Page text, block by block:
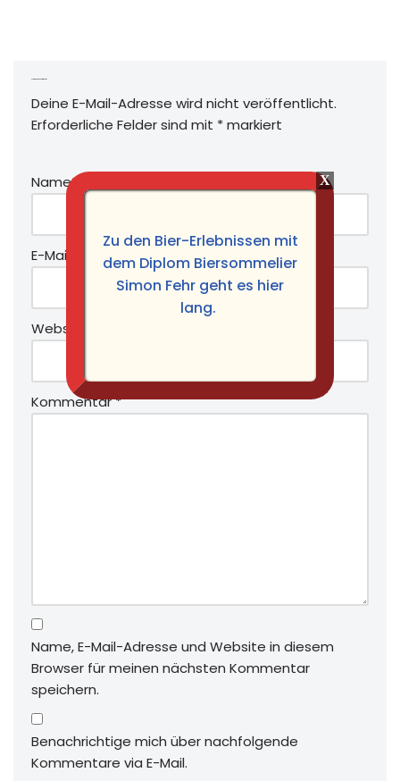
Deine E-Mail-Adresse wird nicht veröffentlicht.
Erforderliche Felder sind mit *markiert
Name*
E-Mail-Adresse *
Website
Kommentar*
Name, E-Mail-Adresse und Website in diesem
Browser für meinen nächsten Kommentar
speichern.
Benachrichtige mich über nachfolgende
Kommentare via E-Mail.
Zu den Bier-Erlebnissen mit
dem Diplom Biersommelier
Simon Fehr geht es hier
lang.